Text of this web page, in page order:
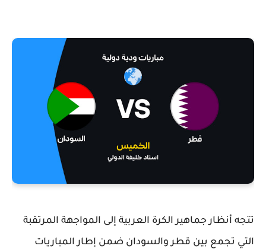
تتجه أنظار جماهير الكرة العربية إلى المواجهة المرتقبة
التي تجمع بين قطروالسودان ضمن إطار المباريات